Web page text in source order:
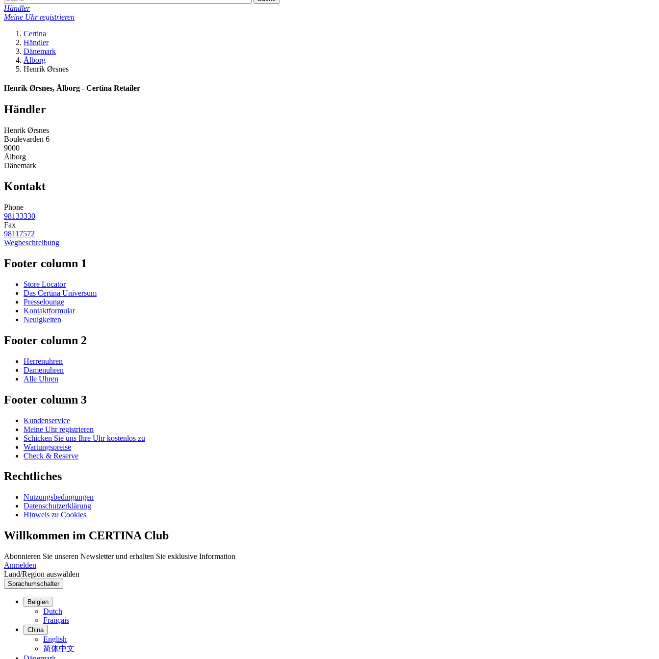
Händler
Meine Uhr registrieren
Certina
Händler
Dänemark
Ålborg
Henrik Ørsnes
Henrik Ørsnes, Ålborg - Certina Retailer
Händler
Henrik Ørsnes
Boulevarden 6
9000
Ålborg
Dänemark
Kontakt
Phone
98133330
Fax
98117572
Wegbeschreibung
Footer column 1
Store Locator
Das Certina Universum
Presselounge
Kontaktformular
Neuigkeiten
Footer column 2
Herrenuhren
Damenuhren
Alle Uhren
Footer column 3
Kundenservice
Meine Uhr registrieren
Schicken Sie uns Ihre Uhr kostenlos zu
Wartungspreise
Check & Reserve
Rechtliches
Nutzungsbedingungen
Datenschutzerklärung
Hinweis zu Cookies
Willkommen im CERTINA Club
Abonnieren Sie unseren Newsletter und erhalten Sie exklusive Information
Anmelden
Land/Region auswählen
Sprachumschalter
Belgien
Dutch
Français
China
English
简体中文